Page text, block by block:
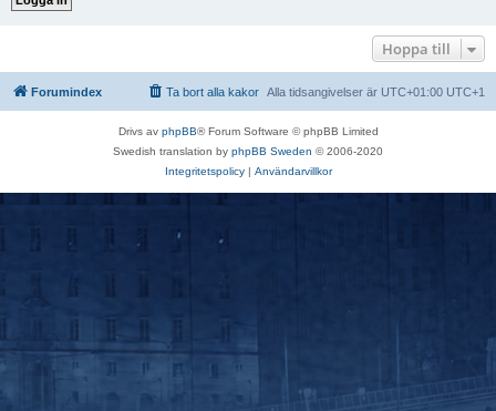
Hoppa till
Forumindex Alla tidsangivelser är UTC+01:00 UTC+1
Ta bort alla kakor
Drivs av phpBB® Forum Software © phpBB Limited
Swedish translation by phpBB Sweden © 2006-2020
Integritetspolicy| Användarvillkor